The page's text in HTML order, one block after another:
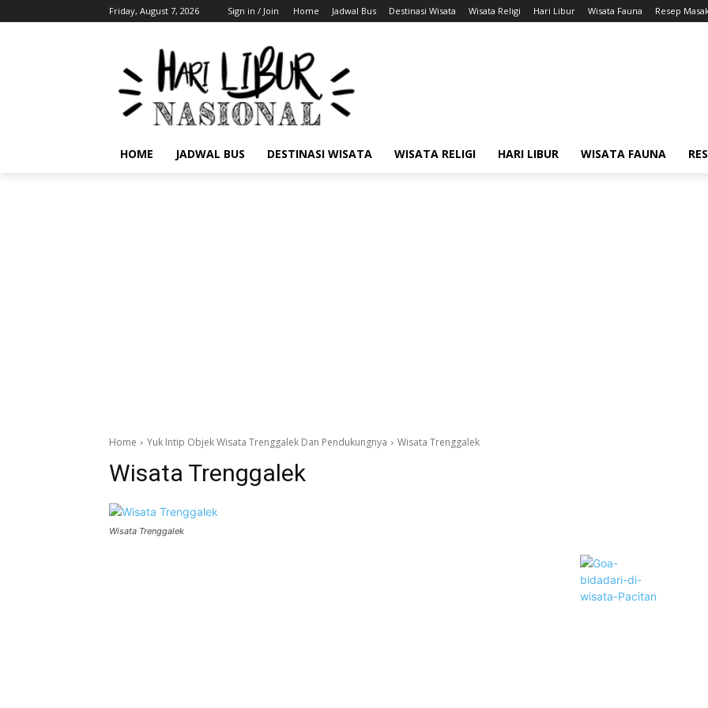
Friday, August 7, 2026 Sign in / Join Home Jadwal Bus Destinasi Wisata Wisata Religi Hari Libur Wisata Fauna Resep
HOME JADWAL BUS DESTINASI WISATA WISATA RELIGI HARI LIBUR WISATA FAUNA
Home Yuk Intip Objek Wisata Trenggalek Dan Pendukungnya Wisata Trenggalek
Wisata Trenggalek
Wisata Trenggalek